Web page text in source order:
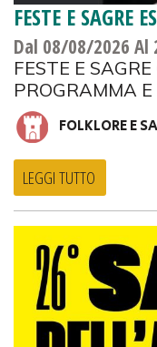
FESTE E SAGRE
Dal 08/08/2026 Al
FESTE E
PROGRAMMA E
FOLKLORE E
LEGGI TUTTO